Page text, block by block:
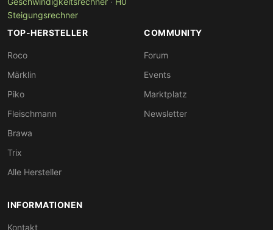
Steigungsrechner
TOP-HERSTELLER
Roco
Märklin
Piko
Fleischmann
Brawa
Trix
Alle Hersteller
COMMUNITY
Forum
Events
Marktplatz
Newsletter
INFORMATIONEN
Kontakt